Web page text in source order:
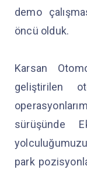
demo
öncü olduk.
Karsan
geliştirilen
sürüşünde
park